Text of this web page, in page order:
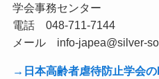
学会事務センター
電話 048-711-7144
メール info-japea@silver-
→日本高齢者虐待防止学会